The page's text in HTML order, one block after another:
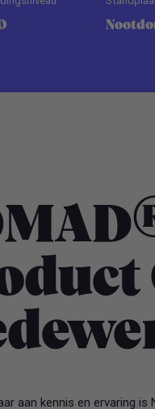
aan kennis en ervaring is